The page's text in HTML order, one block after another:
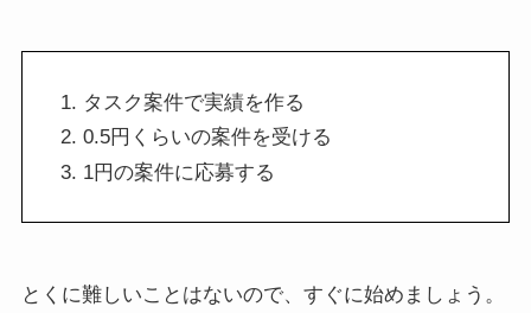
タスク案件で実績を作る
0.5円くらいの案件を受ける
1円の案件に応募する
とくに難しいことはないので、すぐに始めましょう。